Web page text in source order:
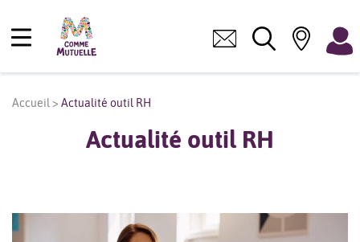
Accueil > Actualité outil RH
Actualité outil RH